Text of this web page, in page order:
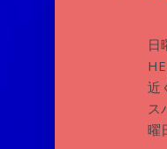
日
近
ス
曜